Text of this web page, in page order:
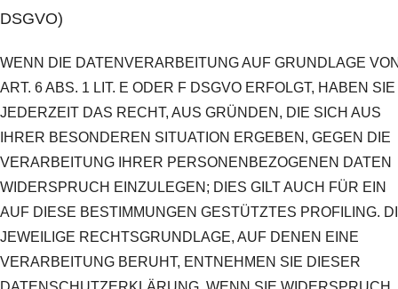
DSGVO)
WENN DIE DATENVERARBEITUNG AUF GRUNDLAGE
ART. 6 ABS. 1 LIT. E ODER F DSGVO ERFOLGT, HABEN SIE
JEDERZEIT DAS RECHT, AUS GRÜNDEN, DIE SICH AUS
IHRER BESONDEREN SITUATION ERGEBEN, GEGEN DIE
VERARBEITUNG IHRER PERSONENBEZOGENEN DATEN
WIDERSPRUCH EINZULEGEN; DIES GILT AUCH FÜR EIN
AUF DIESE BESTIMMUNGEN GESTÜTZTES PROFILING.
JEWEILIGE RECHTSGRUNDLAGE, AUF DENEN EINE
VERARBEITUNG BERUHT, ENTNEHMEN SIE DIESER